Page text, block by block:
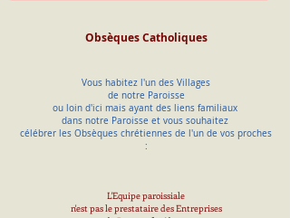
Obsèques Catholiques
Vous habitez l'un des Villages
de notre Paroisse
ou loin d'ici mais ayant des liens familiaux
dans notre Paroisse et vous souhaitez
célébrer les Obsèques chrétiennes de l'un de vos proches
:
L'Equipe paroissiale
n'est pas le prestataire des Entreprises